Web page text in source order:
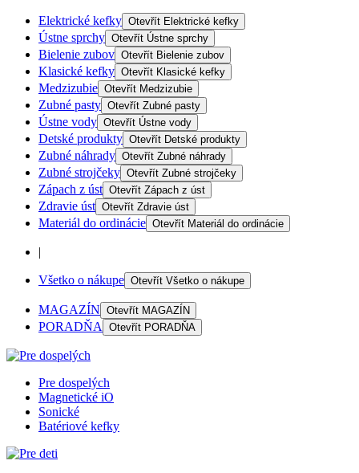
Elektrické kefky Otevřít Elektrické kefky
Ústne sprchy Otevřít Ústne sprchy
Bielenie zubov Otevřít Bielenie zubov
Klasické kefky Otevřít Klasické kefky
Medzizubie Otevřít Medzizubie
Zubné pasty Otevřít Zubné pasty
Ústne vody Otevřít Ústne vody
Detské produkty Otevřít Detské produkty
Zubné náhrady Otevřít Zubné náhrady
Zubné strojčeky Otevřít Zubné strojčeky
Zápach z úst Otevřít Zápach z úst
Zdravie úst Otevřít Zdravie úst
Materiál do ordinácie Otevřít Materiál do ordinácie
|
Všetko o nákupe Otevřít Všetko o nákupe
MAGAZÍN Otevřít MAGAZÍN
PORADŇA Otevřít PORADŇA
Pre dospelých
Magnetické iO
Sonické
Batériové kefky